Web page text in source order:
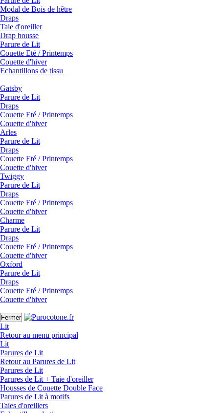
Modal de Bois de hêtre
Draps
Taie d'oreiller
Drap housse
Parure de Lit
Couette Eté / Printemps
Couette d'hiver
Echantillons de tissu
Gatsby
Parure de Lit
Draps
Couette Eté / Printemps
Couette d'hiver
Arles
Parure de Lit
Draps
Couette Eté / Printemps
Couette d'hiver
Twiggy
Parure de Lit
Draps
Couette Eté / Printemps
Couette d'hiver
Charme
Parure de Lit
Draps
Couette Eté / Printemps
Couette d'hiver
Oxford
Parure de Lit
Draps
Couette Eté / Printemps
Couette d'hiver
Fermer
Lit
Retour au menu principal
Lit
Parures de Lit
Retour au Parures de Lit
Parures de Lit
Parures de Lit + Taie d'oreiller
Housses de Couette Double Face
Parures de Lit à motifs
Taies d'oreillers